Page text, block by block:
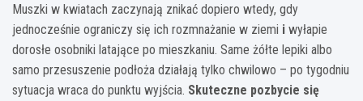
Muszki w kwiatach zaczynają znikać dopiero wtedy, gdy
jednocześnie ograniczy się ich rozmnażanie w ziemi i wyłapie
dorosłe osobniki latające po mieszkaniu. Same żółte lepiki albo
samo przesuszenie podłoża działają tylko chwilowo – po tygodniu
sytuacja wraca do punktu wyjścia. Skuteczne pozbycie się